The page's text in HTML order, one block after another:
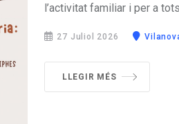
l’activitat familiar i per a
27 Juliol 2026
LLEGIR MÉS